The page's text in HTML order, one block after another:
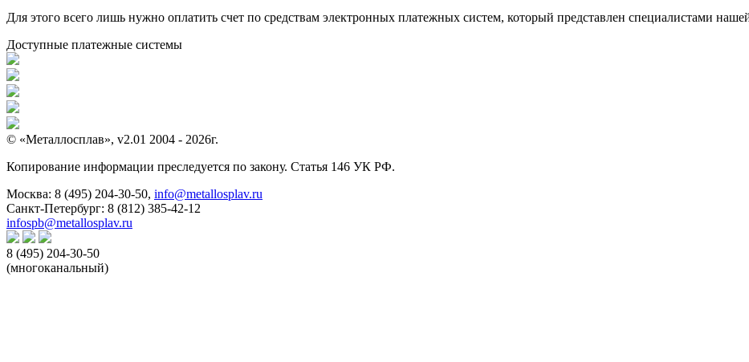
Для этого всего лишь нужно оплатить счет по средствам электронных платежных систем, который представлен специалистами
Доступные платежные системы
© «Металлосплав», v2.01 2004 - 2026г.
Копирование информации преследуется по закону. Статья 146 УК РФ.
Москва: 8 (495) 204-30-50, info@metallosplav.ru
Санкт-Петербург: 8 (812) 385-42-12
infospb@metallosplav.ru
8 (495) 204-30-50
(многоканальный)